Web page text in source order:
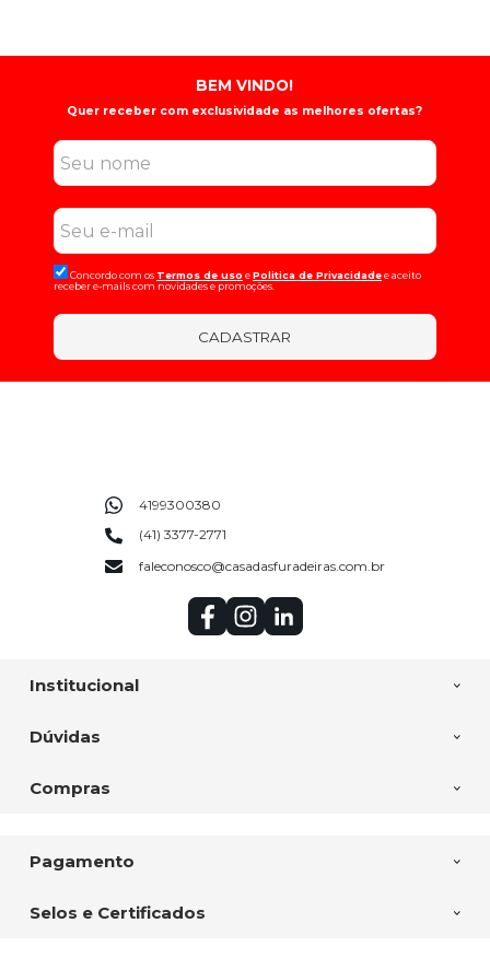
BEM VINDO!
Quer receber com exclusividade as melhores ofertas?
Concordo com os Termos de uso ePolitica de Privacidadee aceito
receber e-mails com novidades e promoções.
CADASTRAR
Institucional
Dúvidas
Compras
4199300380
(41) 3377-2771
faleconosco@casadasfuradeiras.com.br
Pagamento
Selos e Certificados